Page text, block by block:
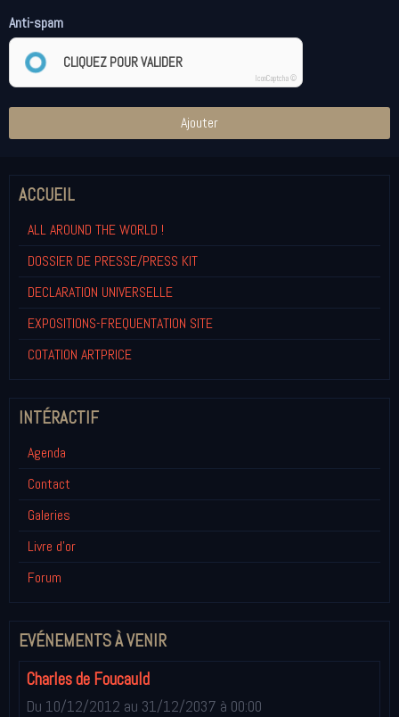
Anti-spam
CLIQUEZ POUR VALIDER
IconCaptcha ©
Ajouter
ACCUEIL
ALL AROUND THE WORLD !
DOSSIER DE PRESSE/PRESS KIT
DECLARATION UNIVERSELLE
EXPOSITIONS-FREQUENTATION SITE
COTATION ARTPRICE
INTÉRACTIF
Agenda
Contact
Galeries
Livre d'or
Forum
EVÉNEMENTS À VENIR
Charles de Foucauld
Du 10/12/2012 au 31/12/2037 à 00:00